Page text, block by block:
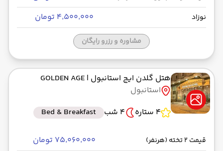
نوزاد ۴٬۵۰۰٬۰۰۰ تومان
مشاوره و رزرو رایگان
هتل گلدن ایج استانبول | GOLDEN AGE
استانبول
4 ستاره
4 شب Bed & Breakfast
قیمت 2 تخته (هرنفر) ۷۵٬۰۶۰٬۰۰۰ تومان